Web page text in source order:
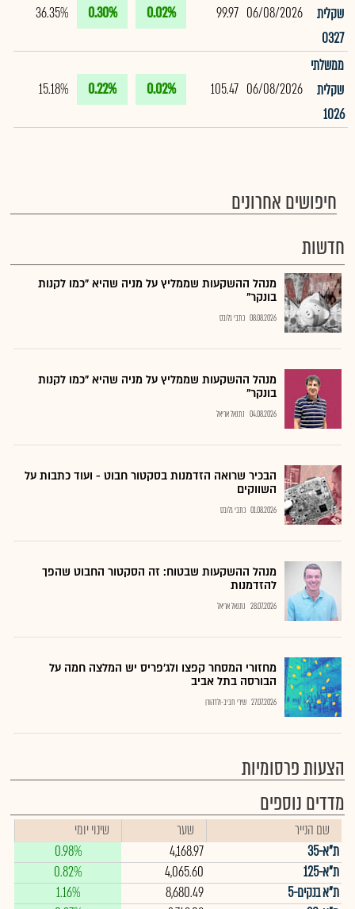
שקלית
0327
06/08/2026
99.97
0.02%
0.30%
36.35%
ממשלתי
שקלית
1026
06/08/2026
105.47
0.02%
0.22%
15.18%
חיפושים אחרונים
חדשות
מנהל ההשקעות שממליץ על מניה שהיא "כמו לקנות
בונקר"
08.08.2026 כתבי גלובס
מנהל ההשקעות שממליץ על מניה שהיא "כמו לקנות
בונקר"
04.08.2026 נתנאל אריאל
הבכיר שרואה הזדמנות בסקטור חבוט - ועוד כתבות על
השווקים
01.08.2026 כתבי גלובס
מנהל ההשקעות שבטוח: זה הסקטור החבוט שהפך
להזדמנות
28.07.2026 נתנאל אריאל
מחזורי המסחר קפצו ולג'פריס יש המלצה חמה על
הבורסה בתל אביב
27.07.2026 שירי חביב-ולדהורן
הצעות פרסומיות
מדדים נוספים
שם הנייר שער
שינוי יומי
ת"א-35
4,168.97
0.98%
ת"א-125
4,065.60
0.82%
ת"א בנקים-5
8,680.49
1.16%